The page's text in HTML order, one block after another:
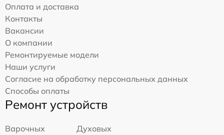
Оплата и доставка
Контакты
Вакансии
О компании
Ремонтируемые модели
Наши услуги
Согласие на обработку персональных данных
Способы оплаты
Ремонт устройств
Варочных
Духовых